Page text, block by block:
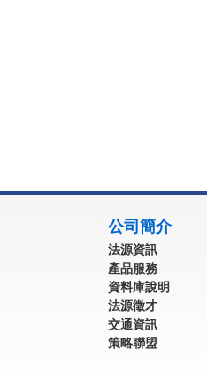
公司簡介
法源資訊
產品服務
資料庫說明
法源徵才
交通資訊
策略聯盟